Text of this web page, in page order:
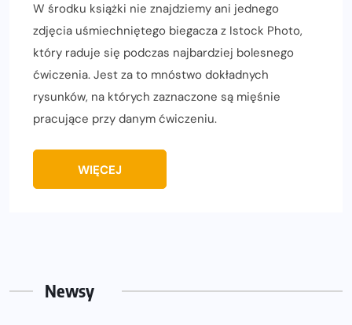
W środku książki nie znajdziemy ani jednego
zdjęcia uśmiechniętego biegacza z Istock Photo,
który raduje się podczas najbardziej bolesnego
ćwiczenia. Jest za to mnóstwo dokładnych
rysunków, na których zaznaczone są mięśnie
pracujące przy danym ćwiczeniu.
WIĘCEJ
Newsy